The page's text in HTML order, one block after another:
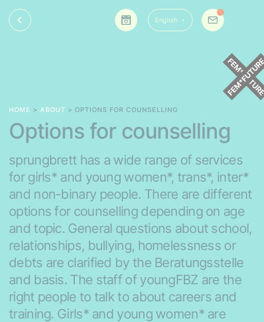
English
1
HOME > ABOUT > OPTIONS FOR COUNSELLING
Options for counselling
sprungbrett has a wide range of services
for girls* and young women*, trans*, inter*
and non-binary people. There are different
options for counselling depending on age
and topic. General questions about school,
relationships, bullying, homelessness or
debts are clarified by the Beratungsstelle
and basis. The staff of youngFBZ are the
right people to talk to about careers and
training. Girls* and young women* are